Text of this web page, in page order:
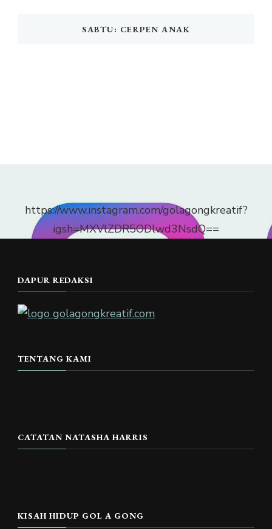
SABTU: CERPEN ANAK
https://www.instagram.com/golagongkreatif?
igsh=MXVlZDR5ODlwd3NsdQ==
DAPUR REDAKSI
TENTANG KAMI
CATATAN NATASHA HARRIS
KISAH HIDUP GOL A GONG